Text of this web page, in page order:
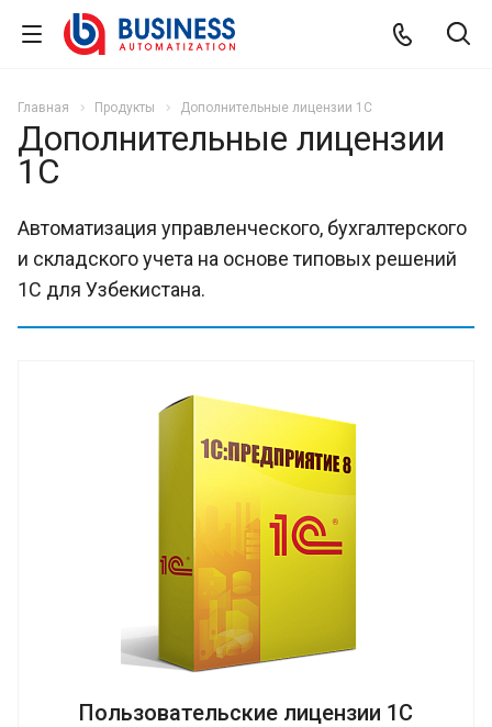
Главная Продукты Дополнительные лицензии 1С
Дополнительные лицензии
1С
Автоматизация управленческого, бухгалтерского
и складского учета на основе типовых решений
1С для Узбекистана.
Пользовательские лицензии 1С